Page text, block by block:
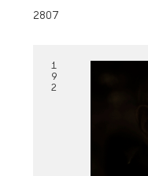
2807
1
9
2